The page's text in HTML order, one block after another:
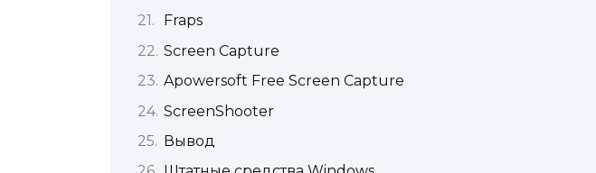
Fraps
Screen Capture
Apowersoft Free Screen Capture
ScreenShooter
Вывод